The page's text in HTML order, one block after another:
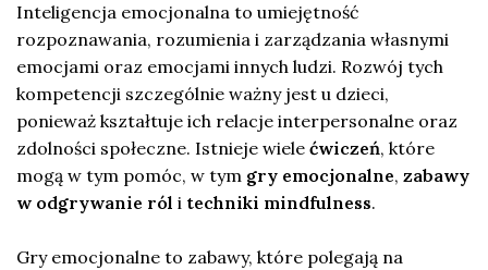
Inteligencja emocjonalna to umiejętność
rozpoznawania, rozumienia i zarządzania własnymi
emocjami oraz emocjami innych ludzi. Rozwój tych
kompetencji szczególnie ważny jest u dzieci,
ponieważ kształtuje ich relacje interpersonalne oraz
zdolności społeczne. Istnieje wiele ćwiczeń, które
mogą w tym pomóc, w tym gry emocjonalne, zabawy
w odgrywanie ról i techniki mindfulness.
Gry emocjonalne to zabawy, które polegają na